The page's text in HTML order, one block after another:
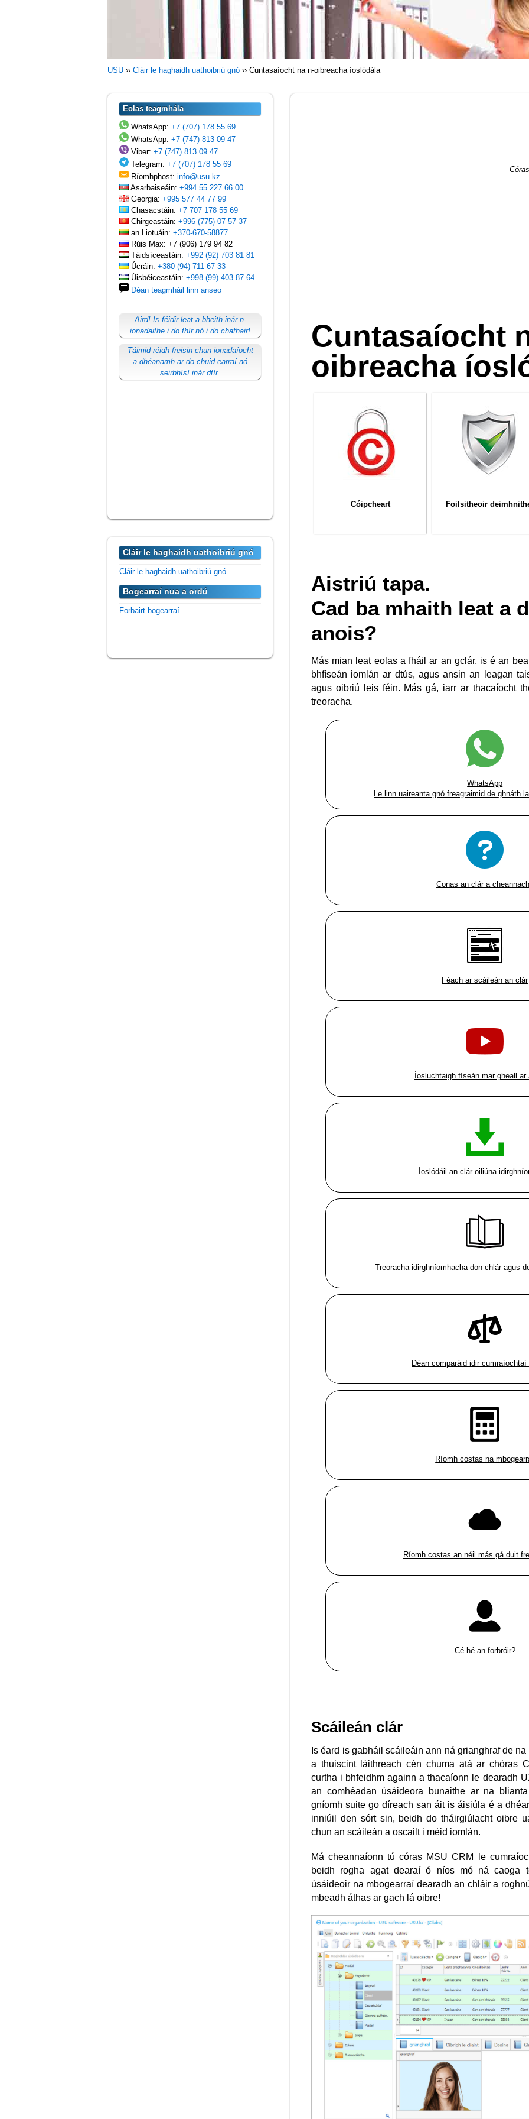
USU ›› Cláir le haghaidh uathoibriú gnó ›› Cuntasaíocht na n-oibreacha íoslódála
Cuntasaíocht
oibreacha
Cóipcheart Foilsitheoir
Aistriú tapa.
Cad ba mhaith leat a
anois?
Más mian leat eolas a fháil ar an gclár, is é an
bhfíseán iomlán ar dtús, agus ansin an leagan
agus oibriú leis féin. Más gá, iarr ar thacaíocht
treoracha.
WhatsApp
Le linn uaireanta gnó freagraimid de ghnáth
Conas an clár a
Féach ar scáileán an clár
Íosluchtaigh físeán mar gheall ar
Íoslódáil an clár oiliúna
Treoracha idirghníomhacha don chlár agus
Déan comparáid idir cumraíochtaí
Ríomh costas na
Ríomh costas an néil más gá duit
Cé hé an forbróir?
Scáileán clár
Is éard is gabháil scáileáin ann ná grianghraf de
a thuiscint láithreach cén chuma atá ar chóras
curtha i bhfeidhm againn a thacaíonn le dearadh
an comhéadan úsáideora bunaithe ar na
gníomh suite go díreach san áit is áisiúla é a
inniúil den sórt sin, beidh do tháirgiúlacht oibre
chun an scáileán a oscailt i méid iomlán.
Má cheannaíonn tú córas MSU CRM le
beidh rogha agat dearaí ó níos mó ná caoga
úsáideoir na mbogearraí dearadh an chláir a
mbeadh áthas ar gach lá oibre!
Eolas teagmhála
WhatsApp: +7 (707) 178 55 69
WhatsApp: +7 (747) 813 09 47
Viber: +7 (747) 813 09 47
Telegram: +7 (707) 178 55 69
Ríomhphost: info@usu.kz
Asarbaiseáin: +994 55 227 66 00
Georgia: +995 577 44 77 99
Chasacstáin: +7 707 178 55 69
Chirgeastáin: +996 (775) 07 57 37
an Liotuáin: +370-670-58877
Rúis Max: +7 (906) 179 94 82
Táidsíceastáin: +992 (92) 703 81 81
Úcráin: +380 (94) 711 67 33
Úisbéiceastáin: +998 (99) 403 87 64
Déan teagmháil linn anseo
Aird! Is féidir leat a bheith inár n-
ionadaithe i do thír nó i do chathair!
Táimid réidh freisin chun ionadaíocht
a dhéanamh ar do chuid earraí nó
seirbhísí inár dtír.
Cláir le haghaidh uathoibriú gnó
Cláir le haghaidh uathoibriú gnó
Bogearraí nua a ordú
Forbairt bogearraí